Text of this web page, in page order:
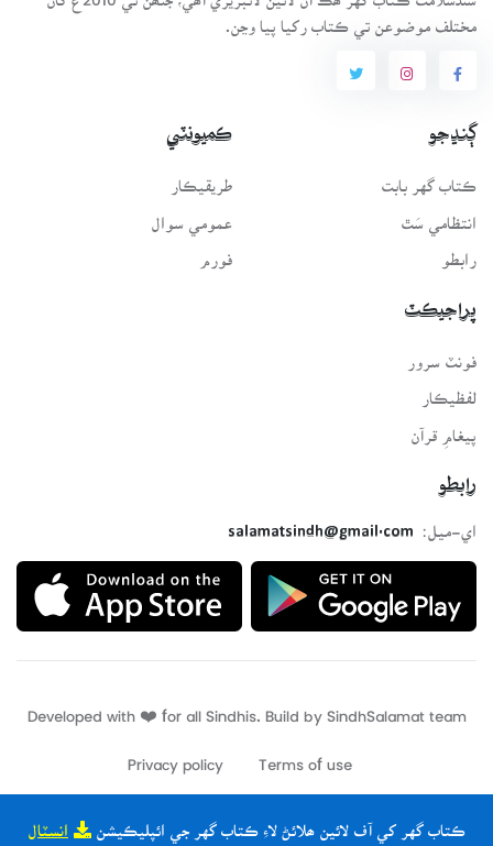
ڪتاب گهر کي آف لائين ھلائڻ لاءِ ڪتاب گهر جي ائپليڪيشن انسٽال
مختلف موضوعن تي ڪتاب رکيا پيا وڃن.
ڳنڍجو
ڪتاب گهر بابت
انتظامي سَٿ
رابطو
ڪميونٽي
طريقيڪار
عمومي سوال
فورم
پراجيڪٽ
لفظيڪار
پيغامِ قرآن
رابطو
اي-ميل:
salamatsindh@gmail.com
Developed with ❤️ for all Sindhis. Build by
Terms of use